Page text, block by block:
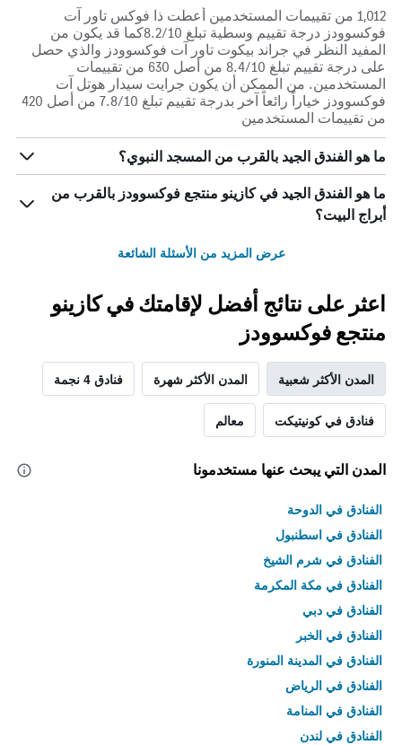
1,012 من تقييمات المستخدمين أعطت ذا فوكس تاور آت
فوكسوودز درجة تقييم وسطية تبلغ 8.2/10كما قد يكون من
المفيد النظر في جراند بيكوت تاور آت فوكسوودز والذي حصل
على درجة تقييم تبلغ 8.4/10 من أصل 630 من تقييمات
المستخدمين. من الممكن أن يكون جرايت سيدار هوتل آت
فوكسوودز خياراً رائعاً آخر بدرجة تقييم تبلغ 7.8/10 من أصل 420
من تقييمات المستخدمين
ما هو الفندق الجيد بالقرب من المسجد النبوي؟
ما هو الفندق الجيد في كازينو منتجع فوكسوودز بالقرب من
أبراج البيت؟
عرض المزيد من الأسئلة الشائعة
اعثر على نتائج أفضل لإقامتك في كازينو
منتجع فوكسوودز
المدن الأكثر شعبية المدن الأكثر شهرة فنادق 4 نجمة
فنادق في كونيتيكت معالم
المدن التي يبحث عنها مستخدمونا
الفنادق في الدوحة
الفنادق في اسطنبول
الفنادق في شرم الشيخ
الفنادق في مكة المكرمة
الفنادق في دبي
الفنادق في الخبر
الفنادق في المدينة المنورة
الفنادق في الرياض
الفنادق في المنامة
الفنادق في لندن